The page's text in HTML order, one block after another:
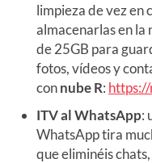
limpieza de vez en
almacenarlas en la
de 25GB para
fotos, vídeos y
connube R:
ITV al WhatsApp:
WhatsApp tira
que eliminéis